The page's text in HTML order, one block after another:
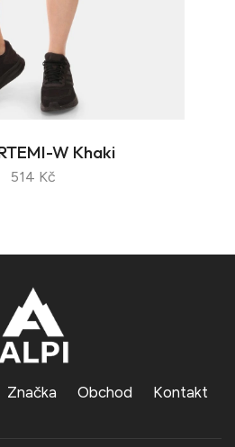
W Khaki
514 Kč
Značka Obchod Kontakt